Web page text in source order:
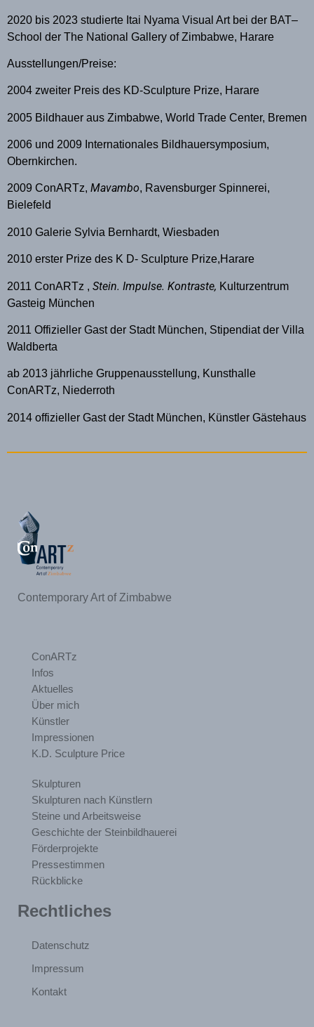
2020 bis 2023 studierte Itai Nyama Visual Art bei der BAT–
School der The National Gallery of Zimbabwe, Harare
Ausstellungen/Preise:
2004 zweiter Preis des KD-Sculpture Prize, Harare
2005 Bildhauer aus Zimbabwe, World Trade Center, Bremen
2006 und 2009 Internationales Bildhauersymposium,
Obernkirchen.
2009 ConARTz, Mavambo, Ravensburger Spinnerei,
Bielefeld
2010 Galerie Sylvia Bernhardt, Wiesbaden
2010 erster Prize des K D- Sculpture Prize,Harare
2011 ConARTz , Stein. Impulse. Kontraste, Kulturzentrum
Gasteig München
2011 Offizieller Gast der Stadt München, Stipendiat der Villa
Waldberta
ab 2013 jährliche Gruppenausstellung, Kunsthalle
ConARTz, Niederroth
2014 offizieller Gast der Stadt München, Künstler Gästehaus
Contemporary Art of Zimbabwe
ConARTz
Infos
Aktuelles
Über mich
Künstler
Impressionen
K.D. Sculpture Price
Skulpturen
Skulpturen nach Künstlern
Steine und Arbeitsweise
Geschichte der Steinbildhauerei
Förderprojekte
Pressestimmen
Rückblicke
Rechtliches
Datenschutz
Impressum
Kontakt